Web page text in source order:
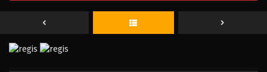
Eps 15 - Februari 3, 2025